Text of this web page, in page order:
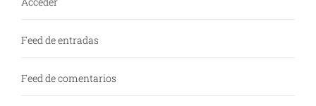
Feed de entradas
Feed de comentarios